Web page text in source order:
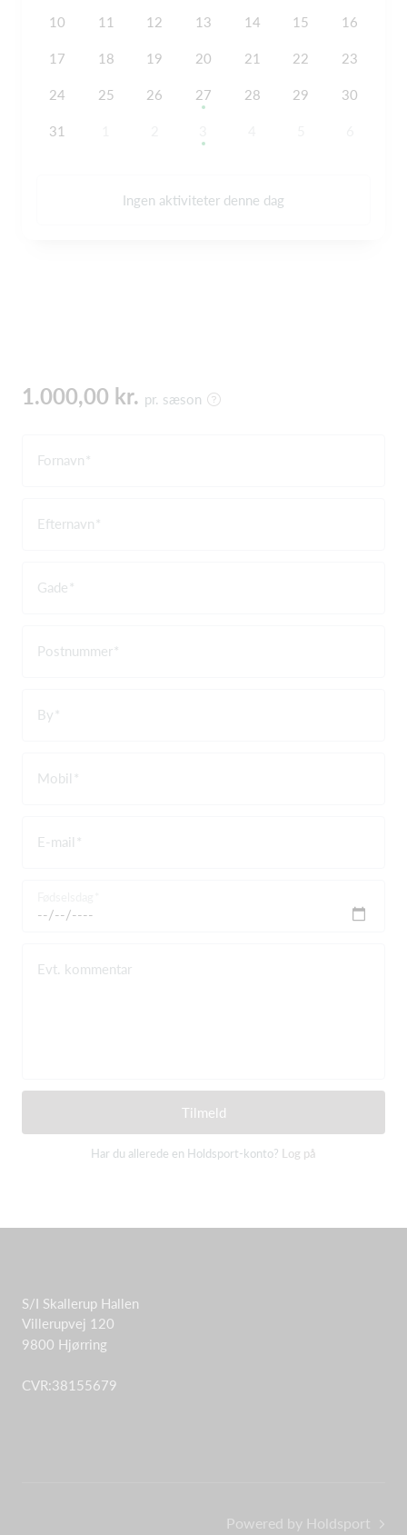
10 11 12 13 14 15 16
17 18 19 20 21 22 23
24 25 26 27 28 29 30
31
Ingen aktiviteter denne dag
1.000,00 kr. pr. sæson
Fornavn
Efternavn
Gade
Postnummer
By
Mobil
E-mail
Evt. kommentar
Tilmeld
Har du allerede en Holdsport-konto? Log på
S/I Skallerup Hallen
Villerupvej 120
9800 Hjørring
CVR:38155679
Powered by Holdsport